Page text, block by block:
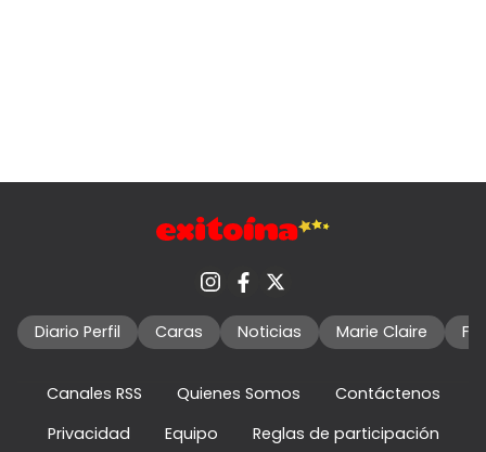
Diario Perfil Caras Noticias Marie Claire
Canales RSS Quienes Somos
Contáctenos
Privacidad
Equipo Reglas de participación